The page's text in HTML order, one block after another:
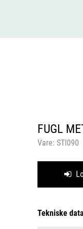
FUGL
Vare: STI090
Tekniske data